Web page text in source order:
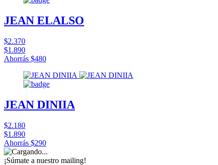
JEAN ELALSO
$2.370
$1.890
Ahorrás $480
JEAN DINIIA
$2.180
$1.890
Ahorrás $290
¡Súmate a nuestro mailing!